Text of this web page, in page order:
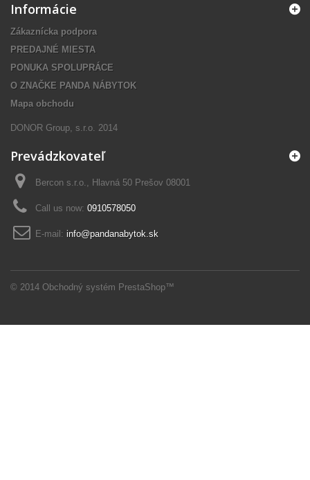
Informácie
Zákaznícka podpora
PREDAJNÉ MIESTA
PONUKA SPOLUPRÁCE
O ZNAČKE PANDA NÁBYTOK
Mapa obchodu
DONOR Group, s.r.o. 2014
© 2014 Obchodný systém PrestaShop™
Prevádzkovateľ
Bercon s.r.o., Hlavná 50 Prešov 08001
Call us now: 0910578050
E-mail: info@pandanabytok.sk